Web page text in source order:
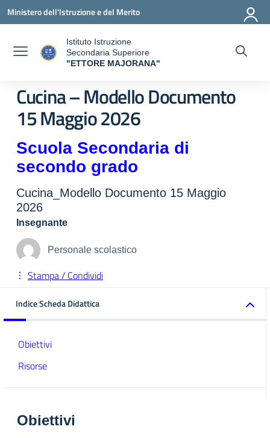
Vai ai contenuti
Vai al menu di navigazione
Vai al footer
Ministero dell'Istruzione e del Merito
Istituto Istruzione
Secondaria Superiore
"ETTORE MAJORANA"
Cucina – Modello Documento
15 Maggio 2026
Scuola Secondaria di
secondo grado
Cucina_Modello Documento 15 Maggio
2026
Insegnante
Personale scolastico
Stampa / Condividi
Indice Scheda Didattica
Obiettivi
Risorse
Obiettivi